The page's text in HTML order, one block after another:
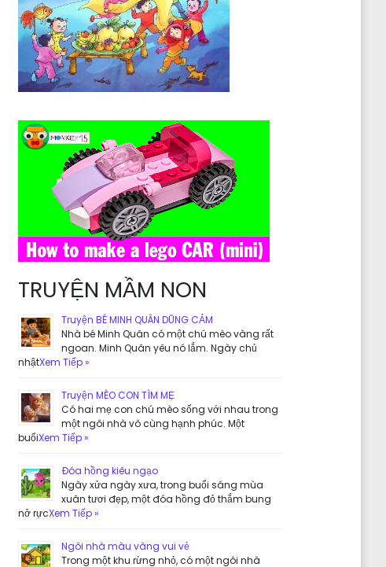
TRUYỆN MẦM NON
Truyện BÉ MINH QUÂN DŨNG CẢM
Nhà bé Minh Quân có một chú mèo vàng rất
ngoan. Minh Quân yêu nó lắm. Ngày chủ
nhậtXem Tiếp »
Truyện MÈO CON TÌM MẸ
Có hai mẹ con chú mèo sống với nhau trong
một ngôi nhà vô cùng hạnh phúc. Một
buổiXem Tiếp »
Đóa hồng kiêu ngạo
Ngày xửa ngày xưa, trong buổi sáng mùa
xuân tươi đẹp, một đóa hồng đỏ thắm bung
nở rựcXem Tiếp »
Ngôi nhà màu vàng vui vẻ
Trong một khu rừng nhỏ, có một ngôi nhà